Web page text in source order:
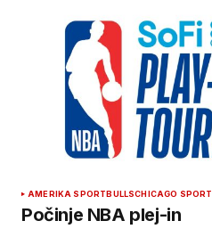
AMERIKA SPORTBULLSCHICAGO SPORT
Počinje NBA plej-in